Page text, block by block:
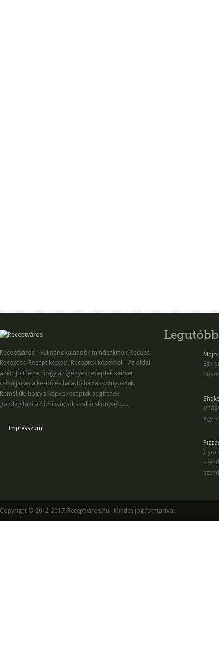
Receptváros - Kulináris kalandok mindenkinek! Recept,
Receptek, Recept képpel, Receptek képekkel - Az oldal
azért jött létre, hogy az igényes receptek kedvet
csináljanak a kezdő és haladó háziasszonyoknak.
Reméljük, hogy a képes receptek segítenek
gazdagítani a főzni vágyók szakácskönyvét.......
Impresszum
Egy
egy
Copyright © 2012-2017, Receptváros.hu - Minden jog fenntartva!